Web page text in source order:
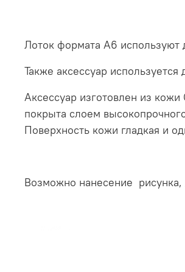
Лоток формата А6 используют
Также аксессуар
Аксессуар изготовлен из
покрыта слоем
Поверхность кожи гладкая и
Возможно нанесение